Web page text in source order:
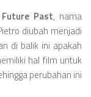
Past, nama
diubah menjadi
di balik ini apakah
hal film untuk
perubahan ini